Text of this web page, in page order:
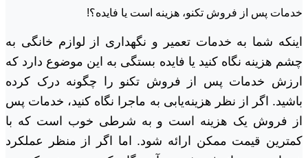
خدمات پس از فروش تکنو، هزینه است یا فایده؟!
اینکه شما به خدمات تعمیر و نگهداری از لوازم خانگی‌ به
چشم هزینه نگاه کنید یا فایده بستگی به این موضوع دارد که
ارزش خدمات پس از فروش تکنو را چگونه درک کرده
باشید. اگر از نظر هزینه‌یابی به ماجرا نگاه کنید، خدمات پس
از فروش یک هزینه است و به شرطی خوب است که با
کمترین قیمت ممکن ارائه شود. اما اگر از منظر عملکرد